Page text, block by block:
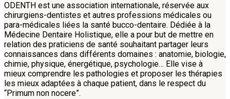
ODENTH est une association internationale, réservée aux
chirurgiens-dentistes et autres professions médicales ou
para-médicales liées la santé bucco-dentaire. Dédiée à la
Médecine Dentaire Holistique, elle a pour but de mettre en
relation des praticiens de santé souhaitant partager leurs
connaissances dans différents domaines : anatomie, biologie,
chimie, physique, énergétique, psychologie… Elle vise à
mieux comprendre les pathologies et proposer les thérapies
les mieux adaptées à chaque patient, dans le respect du
“Primum non nocere”.